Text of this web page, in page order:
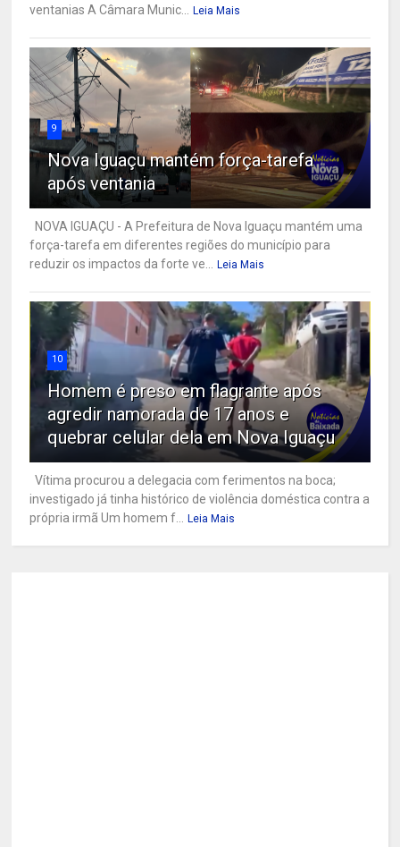
ventanias A Câmara Munic...
Leia Mais
9
Nova Iguaçu mantém força-tarefa
após ventania
NOVA IGUAÇU - A Prefeitura de Nova Iguaçu mantém uma
força-tarefa em diferentes regiões do município para
reduzir os impactos da forte ve...
Leia Mais
10
Homem é preso em flagrante após
agredir namorada de 17 anos e
quebrar celular dela em Nova Iguaçu
Vítima procurou a delegacia com ferimentos na boca;
investigado já tinha histórico de violência doméstica contra a
própria irmã Um homem f...
Leia Mais